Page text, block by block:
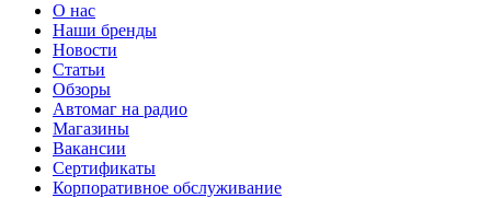
О нас
Наши бренды
Новости
Статьи
Обзоры
Автомаг на радио
Магазины
Вакансии
Сертификаты
Корпоративное обслуживание